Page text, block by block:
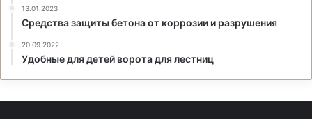
13.01.2023
Средства защиты бетона от коррозии и разрушения
20.09.2022
Удобные для детей ворота для лестниц